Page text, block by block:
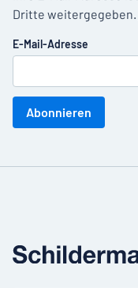
Dritte weitergegeben.
E-Mail-Adresse
Abonnieren